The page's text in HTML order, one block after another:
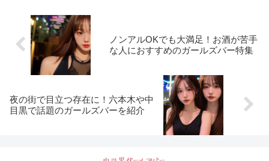
ノンアルOKでも大満足！お酒が苦手
な人におすすめのガールズバー特集
夜の街で目立つ存在に！六本木や中
目黒で話題のガールズバーを紹介